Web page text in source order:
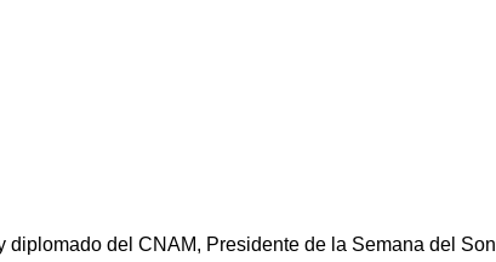
del CNAM, Presidente de la Semana del Son